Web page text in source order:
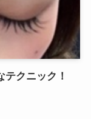
クニック！